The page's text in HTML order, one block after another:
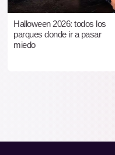
Halloween 2026: todos los
parques donde ir a pasar
miedo